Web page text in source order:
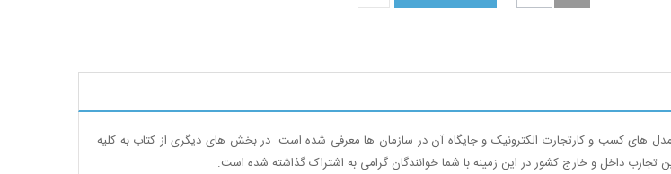
های کسب و کارتجارت الکترونیک و جایگاه آن در سازمان ها معرفی شده است. در بخش های دیگری از کتاب به کلیه
داخل و خارج کشور در این زمینه با شما خوانندگان گرامی به اشتراک گذاشته شده است.